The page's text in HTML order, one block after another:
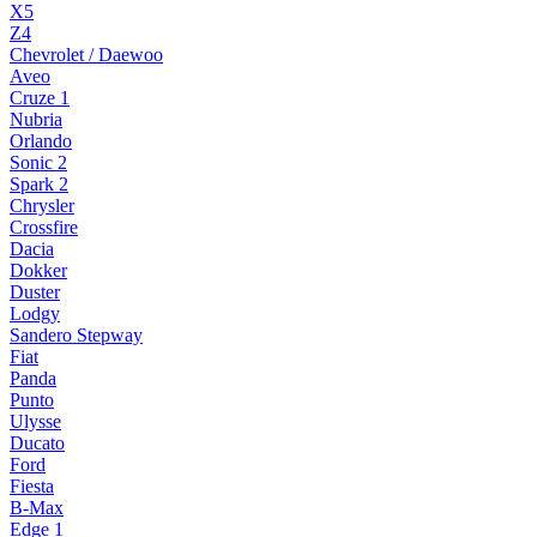
X5
Z4
Chevrolet / Daewoo
Aveo
Cruze 1
Nubria
Orlando
Sonic 2
Spark 2
Chrysler
Crossfire
Dacia
Dokker
Duster
Lodgy
Sandero Stepway
Fiat
Panda
Punto
Ulysse
Ducato
Ford
Fiesta
B-Max
Edge 1